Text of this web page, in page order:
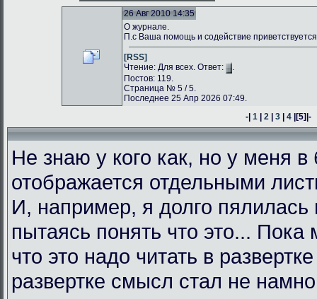
26 Авг 2010 14:35
О журнале.
П.с Ваша помощь и содействие
[RSS]
Чтение: Для всех. Ответ:
.
Постов: 119.
Страница № 5 / 5.
Последнее 25 Апр 2026 07:49.
-|1 |2 |3 |4 |[5]|-
Не знаю у кого как, но у меня в
отображается отдельными
И, например, я долго пялилась
пытаясь понять что это... Пока
что это надо читать в
развертке смысл стал не